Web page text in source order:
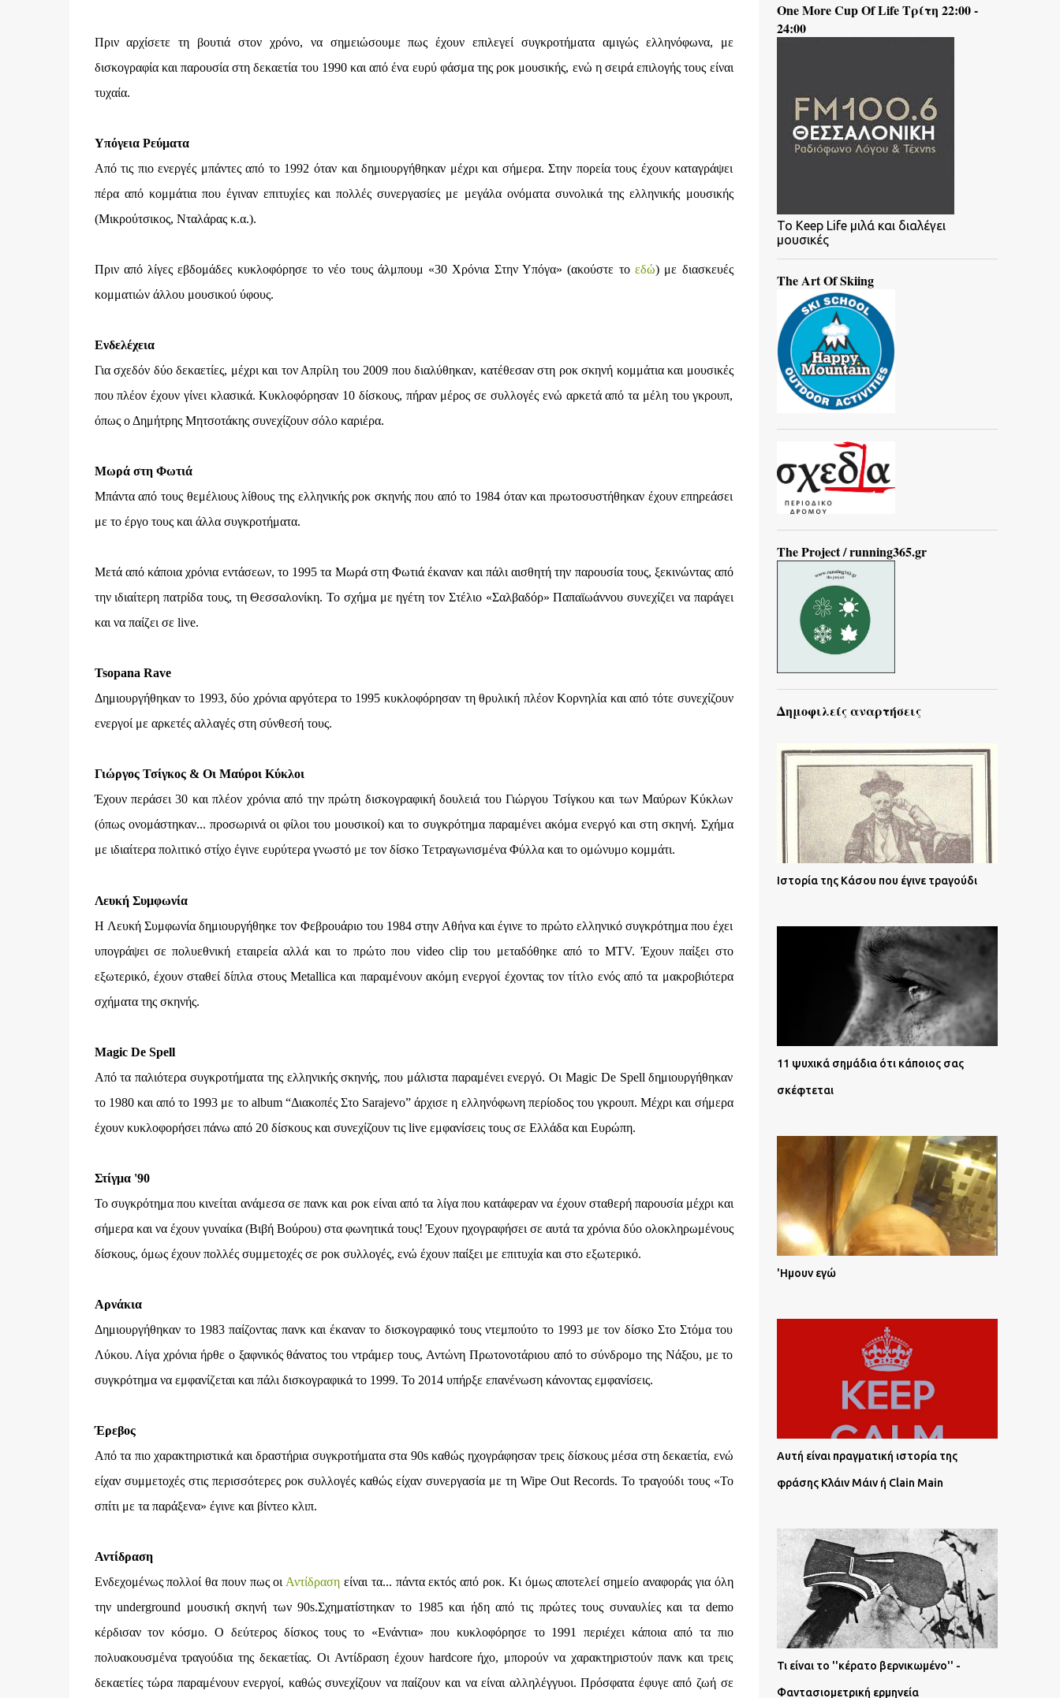
Πριν αρχίσετε τη βουτιά στον χρόνο, να σημειώσουμε πως έχουν επιλεγεί συγκροτήματα αμιγώς ελληνόφωνα, με
δισκογραφία και παρουσία στη δεκαετία του 1990 και από ένα ευρύ φάσμα της ροκ μουσικής, ενώ η σειρά επιλογής τους είναι
τυχαία.
Υπόγεια Ρεύματα
Από τις πιο ενεργές μπάντες από το 1992 όταν και δημιουργήθηκαν μέχρι και σήμερα. Στην πορεία τους έχουν καταγράψει
πέρα από κομμάτια που έγιναν επιτυχίες και πολλές συνεργασίες με μεγάλα ονόματα συνολικά της ελληνικής μουσικής
(Μικρούτσικος, Νταλάρας κ.α.).
Πριν από λίγες εβδομάδες κυκλοφόρησε το νέο τους άλμπουμ «30 Χρόνια Στην Υπόγα» (ακούστε το εδώ) με διασκευές
κομματιών άλλου μουσικού ύφους.
Ενδελέχεια
Για σχεδόν δύο δεκαετίες, μέχρι και τον Απρίλη του 2009 που διαλύθηκαν, κατέθεσαν στη ροκ σκηνή κομμάτια και μουσικές
που πλέον έχουν γίνει κλασικά. Κυκλοφόρησαν 10 δίσκους, πήραν μέρος σε συλλογές ενώ αρκετά από τα μέλη του γκρουπ,
όπως ο Δημήτρης Μητσοτάκης συνεχίζουν σόλο καριέρα.
Μωρά στη Φωτιά
Μπάντα από τους θεμέλιους λίθους της ελληνικής ροκ σκηνής που από το 1984 όταν και πρωτοσυστήθηκαν έχουν επηρεάσει
με το έργο τους και άλλα συγκροτήματα.
Μετά από κάποια χρόνια εντάσεων, το 1995 τα Μωρά στη Φωτιά έκαναν και πάλι αισθητή την παρουσία τους, ξεκινώντας από
την ιδιαίτερη πατρίδα τους, τη Θεσσαλονίκη. Το σχήμα με ηγέτη τον Στέλιο «Σαλβαδόρ» Παπαϊωάννου συνεχίζει να παράγει
και να παίζει σε live.
Tsopana Rave
Δημιουργήθηκαν το 1993, δύο χρόνια αργότερα το 1995 κυκλοφόρησαν τη θρυλική πλέον Κορνηλία και από τότε συνεχίζουν
ενεργοί με αρκετές αλλαγές στη σύνθεσή τους.
Γιώργος Τσίγκος & Οι Μαύροι Κύκλοι
Έχουν περάσει 30 και πλέον χρόνια από την πρώτη δισκογραφική δουλειά του Γιώργου Τσίγκου και των Μαύρων Κύκλων
(όπως ονομάστηκαν... προσωρινά οι φίλοι του μουσικοί) και το συγκρότημα παραμένει ακόμα ενεργό και στη σκηνή. Σχήμα
με ιδιαίτερα πολιτικό στίχο έγινε ευρύτερα γνωστό με τον δίσκο Τετραγωνισμένα Φύλλα και το ομώνυμο κομμάτι.
Λευκή Συμφωνία
H Λευκή Συμφωνία δημιουργήθηκε τον Φεβρουάριο του 1984 στην Αθήνα και έγινε το πρώτο ελληνικό συγκρότημα που έχει
υπογράψει σε πολυεθνική εταιρεία αλλά και το πρώτο που video clip του μεταδόθηκε από το MTV. Έχουν παίξει στο
εξωτερικό, έχουν σταθεί δίπλα στους Metallica και παραμένουν ακόμη ενεργοί έχοντας τον τίτλο ενός από τα μακροβιότερα
σχήματα της σκηνής.
Magic De Spell
Από τα παλιότερα συγκροτήματα της ελληνικής σκηνής, που μάλιστα παραμένει ενεργό. Οι Magic De Spell δημιουργήθηκαν
το 1980 και από το 1993 με το album “Διακοπές Στο Sarajevo” άρχισε η ελληνόφωνη περίοδος του γκρουπ. Μέχρι και σήμερα
έχουν κυκλοφορήσει πάνω από 20 δίσκους και συνεχίζουν τις live εμφανίσεις τους σε Ελλάδα και Ευρώπη.
Στίγμα '90
Το συγκρότημα που κινείται ανάμεσα σε πανκ και ροκ είναι από τα λίγα που κατάφεραν να έχουν σταθερή παρουσία μέχρι και
σήμερα και να έχουν γυναίκα (Βιβή Βούρου) στα φωνητικά τους! Έχουν ηχογραφήσει σε αυτά τα χρόνια δύο ολοκληρωμένους
δίσκους, όμως έχουν πολλές συμμετοχές σε ροκ συλλογές, ενώ έχουν παίξει με επιτυχία και στο εξωτερικό.
Αρνάκια
Δημιουργήθηκαν το 1983 παίζοντας πανκ και έκαναν το δισκογραφικό τους ντεμπούτο το 1993 με τον δίσκο Στο Στόμα του
Λύκου. Λίγα χρόνια ήρθε ο ξαφνικός θάνατος του ντράμερ τους, Αντώνη Πρωτονοτάριου από το σύνδρομο της Νάξου, με το
συγκρότημα να εμφανίζεται και πάλι δισκογραφικά το 1999. Το 2014 υπήρξε επανένωση κάνοντας εμφανίσεις.
Έρεβος
Από τα πιο χαρακτηριστικά και δραστήρια συγκροτήματα στα 90s καθώς ηχογράφησαν τρεις δίσκους μέσα στη δεκαετία, ενώ
είχαν συμμετοχές στις περισσότερες ροκ συλλογές καθώς είχαν συνεργασία με τη Wipe Out Records. Το τραγούδι τους «Το
σπίτι με τα παράξενα» έγινε και βίντεο κλιπ.
Αντίδραση
Ενδεχομένως πολλοί θα πουν πως οι Αντίδρασηείναι τα... πάντα εκτός από ροκ. Κι όμως αποτελεί σημείο αναφοράς για όλη
την underground μουσική σκηνή των 90s.Σχηματίστηκαν το 1985 και ήδη από τις πρώτες τους συναυλίες και τα demo
κέρδισαν τον κόσμο. Ο δεύτερος δίσκος τους το «Ενάντια» που κυκλοφόρησε το 1991 περιέχει κάποια από τα πιο
πολυακουσμένα τραγούδια της δεκαετίας. Οι Αντίδραση έχουν hardcore ήχο, μπορούν να χαρακτηριστούν πανκ και τρεις
δεκαετίες τώρα παραμένουν ενεργοί, καθώς συνεχίζουν να παίζουν και να είναι αλληλέγγυοι. Πρόσφατα έφυγε από ζωή σε
One More Cup Of Life Τρίτη 22:00 -
24:00
To Keep Life μιλά και διαλέγει
μουσικές
The Art Of Skiing
The Project / running365.gr
Δημοφιλείς αναρτήσεις
Ιστορία της Κάσου που έγινε τραγούδι
11 ψυχικά σημάδια ότι κάποιος σας
σκέφτεται
'Ημουν εγώ
Αυτή είναι πραγματική ιστορία της
φράσης Κλάιν Μάιν ή Clain Main
Τι είναι το ''κέρατο βερνικωμένο'' -
Φαντασιομετρική ερμηνεία